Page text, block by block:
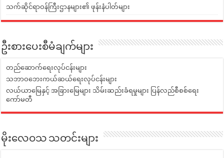
သက်ဆိုင်ရာဝန်ကြီးဌာနများ၏ ဖုန်းနံပါတ်များ
ဦးစားပေးစီမံချက်များ
တည်ဆောက်ရေးလုပ်ငန်းများ
သဘာဝဘေးကယ်ဆယ်ရေးလုပ်ငန်းများ
လယ်ယာမြေနှင့် အခြားမြေများ သိမ်းဆည်းခံရမှုများ ပြန်လည်စီစစ်ရေး
ကော်မတီ
မိုးလေဝသ သတင်းများ